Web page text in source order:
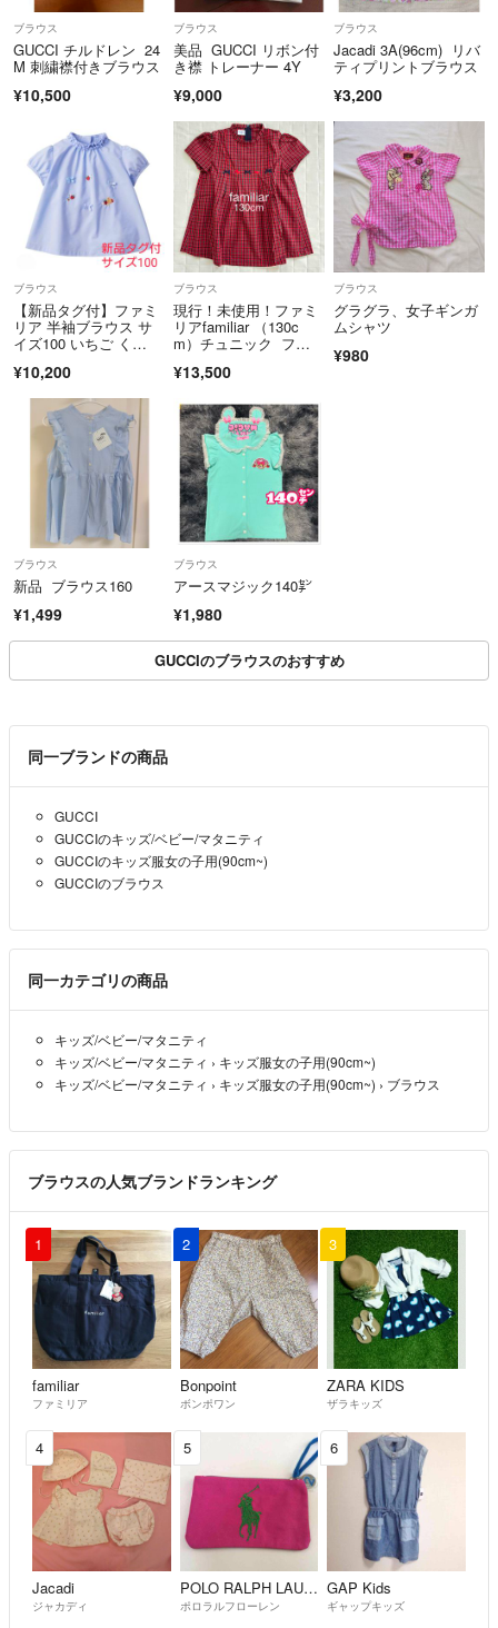
ブラウス
GUCCI チルドレン 24
M 刺繍襟付きブラウス
¥10,500
ブラウス
美品 GUCCI リボン付
き襟 トレーナー 4Y
¥9,000
ブラウス
Jacadi 3A(96cm) リバ
ティプリントブラウス
¥3,200
ブラウス
【新品タグ付】ファミ
リア 半袖ブラウス サ
イズ100 いちご く
¥10,200
ブラウス
現行！未使用！ファミ
リアfamiliar （130c
m）チュニック ファ
¥13,500
ブラウス
グラグラ、女子ギンガ
ムシャツ
¥980
ブラウス
新品 ブラウス160
¥1,499
ブラウス
アースマジック140㌢
¥1,980
GUCCIのブラウスのおすすめ
同一ブランドの商品
GUCCI
GUCCIのキッズ/ベビー/マタニティ
GUCCIのキッズ服女の子用(90cm~)
GUCCIのブラウス
同一カテゴリの商品
キッズ/ベビー/マタニティ
キッズ/ベビー/マタニティ › キッズ服女の子用(90cm~)
キッズ/ベビー/マタニティ › キッズ服女の子用(90cm~) › ブラウス
ブラウスの人気ブランドランキング
1
familiar
ファミリア
2
Bonpoint
ボンポワン
3
ZARA KIDS
ザラキッズ
4
Jacadi
ジャカディ
5
POLO RALPH LAUREN
ポロラルフローレン
6
GAP Kids
ギャップキッズ